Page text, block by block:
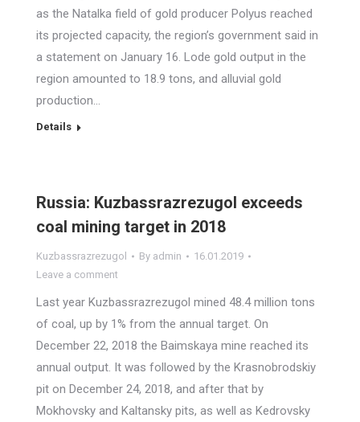
as the Natalka field of gold producer Polyus reached
its projected capacity, the region’s government said in
a statement on January 16. Lode gold output in the
region amounted to 18.9 tons, and alluvial gold
production…
Details
Russia: Kuzbassrazrezugol exceeds
coal mining target in 2018
Kuzbassrazrezugol By admin
16.01.2019
Leave a comment
Last year Kuzbassrazrezugol mined 48.4 million tons
of coal, up by 1% from the annual target. On
December 22, 2018 the Baimskaya mine reached its
annual output. It was followed by the Krasnobrodskiy
pit on December 24, 2018, and after that by
Mokhovsky and Kaltansky pits, as well as Kedrovsky